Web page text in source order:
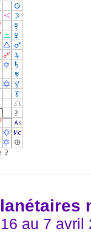
au 7 avril